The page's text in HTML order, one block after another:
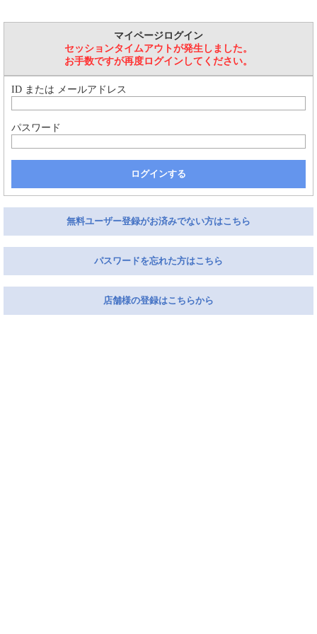
マイページログイン
セッションタイムアウトが発生しました。
お手数ですが再度ログインしてください。
ID または メールアドレス
パスワード
ログインする
無料ユーザー登録がお済みでない方はこちら
パスワードを忘れた方はこちら
店舗様の登録はこちらから